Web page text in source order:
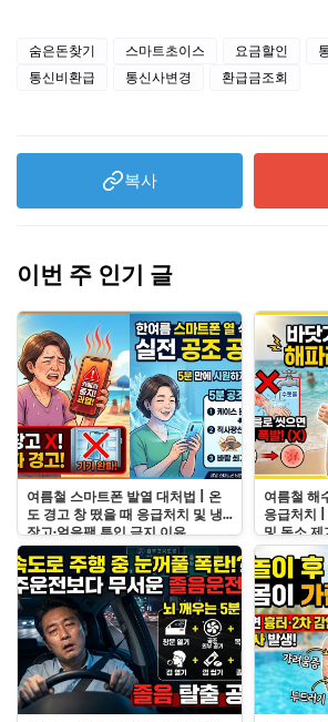
숨은돈찾기 스마트초이스 요금할인
통신비환급
통신사변경 환급금조회
복사
이번 주 인기 글
여름철 스마트폰 발열 대처법 | 온
도 경고 창 떴을 때 응급처치 및 냉
장고·얼음팩 투입 금지 이유
여름철 해
응급처치
및 독소 제